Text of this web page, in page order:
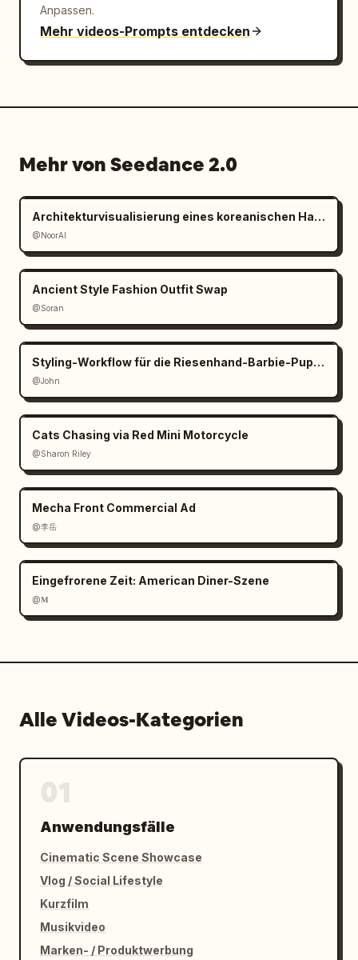
Anpassen.
Mehr videos-Prompts entdecken
Mehr von Seedance 2.0
Architekturvisualisierung eines koreanischen Hanok
@NoorAI
Ancient Style Fashion Outfit Swap
@Soran
Styling-Workflow für die Riesenhand-Barbie-Puppe
@John
Cats Chasing via Red Mini Motorcycle
@Sharon Riley
Mecha Front Commercial Ad
@李岳
Eingefrorene Zeit: American Diner-Szene
@𝐌
Alle Videos-Kategorien
Anwendungsfälle
Cinematic Scene Showcase
Vlog / Social Lifestyle
Kurzfilm
Musikvideo
Marken- / Produktwerbung